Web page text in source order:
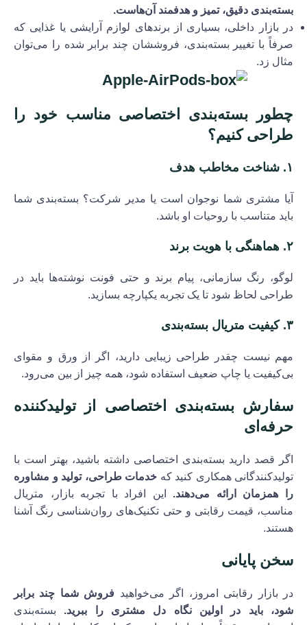
بسته‌بندی دقیق، تمیز و هدفمند آن‌هاست.
در بازار داخلی، بسیاری از برندهای لوازم آرایشی یا غذایی که
صرفاً با تغییر بسته‌بندی، فروششان چند برابر شده را می‌توان
مثال زد.
چطور بسته‌بندی اختصاصی مناسب خود را
طراحی کنیم؟
۱. شناخت مخاطب هدف
آیا مشتری شما نوجوان است یا مدیر شرکت؟ بسته‌بندی شما
باید متناسب با روحیات او باشد.
۲. هماهنگی با هویت برند
لوگو، رنگ سازمانی، پیام برند و حتی فونت نوشته‌ها باید در
طراحی لحاظ شود تا یک تجربه یکپارچه بسازید.
۳. کیفیت متریال بسته‌بندی
مهم نیست چقدر طراحی زیبایی دارید، اگر از ورق و مقوای
بی‌کیفیت یا چاپ ضعیف استفاده شود، همه چیز از بین می‌رود.
سفارش بسته‌بندی اختصاصی از تولیدکننده
حرفه‌ای
اگر قصد دارید بسته‌بندی اختصاصی داشته باشید، بهتر است با
تولیدکنندگانی همکاری کنید که خدمات طراحی، تولید و مشاوره
را همزمان ارائه می‌دهند. این افراد با تجربه بازار، متریال
مناسب، قیمت رقابتی و حتی تکنیک‌های روان‌شناسی رنگ آشنا
هستند.
سخن پایانی
در بازار رقابتی امروز، اگر می‌خواهید فروش شما چند برابر
شود، باید در اولین نگاه دل مشتری را ببرید. بسته‌بندی